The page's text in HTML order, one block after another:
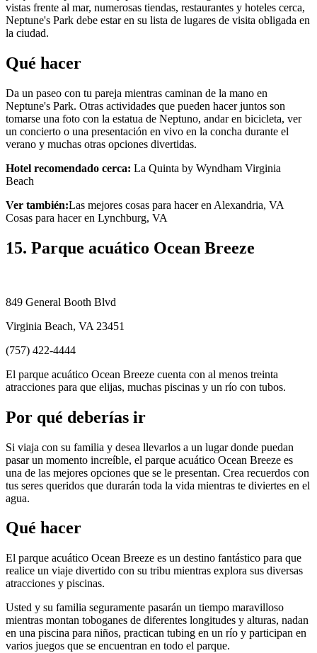
vistas frente al mar, numerosas tiendas, restaurantes y hoteles cerca,
Neptune's Park debe estar en su lista de lugares de visita obligada en
la ciudad.
Qué hacer
Da un paseo con tu pareja mientras caminan de la mano en
Neptune's Park. Otras actividades que pueden hacer juntos son
tomarse una foto con la estatua de Neptuno, andar en bicicleta, ver
un concierto o una presentación en vivo en la concha durante el
verano y muchas otras opciones divertidas.
Hotel recomendado cerca: La Quinta by Wyndham Virginia
Beach
Ver también:Las mejores cosas para hacer en Alexandria, VA
Cosas para hacer en Lynchburg, VA
15. Parque acuático Ocean Breeze
849 General Booth Blvd
Virginia Beach, VA 23451
(757) 422-4444
El parque acuático Ocean Breeze cuenta con al menos treinta
atracciones para que elijas, muchas piscinas y un río con tubos.
Por qué deberías ir
Si viaja con su familia y desea llevarlos a un lugar donde puedan
pasar un momento increíble, el parque acuático Ocean Breeze es
una de las mejores opciones que se le presentan. Crea recuerdos con
tus seres queridos que durarán toda la vida mientras te diviertes en el
agua.
Qué hacer
El parque acuático Ocean Breeze es un destino fantástico para que
realice un viaje divertido con su tribu mientras explora sus diversas
atracciones y piscinas.
Usted y su familia seguramente pasarán un tiempo maravilloso
mientras montan toboganes de diferentes longitudes y alturas, nadan
en una piscina para niños, practican tubing en un río y participan en
varios juegos que se encuentran en todo el parque.